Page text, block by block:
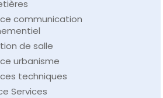
communication
de salle
urbanisme
techniques
Services